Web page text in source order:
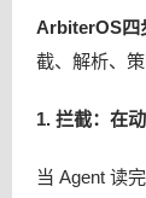
ArbiterOS四
截、解析、
1. 拦截：在
当 Agent 读